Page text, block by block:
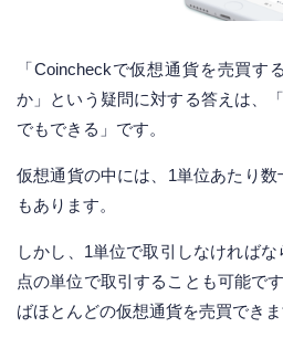
「Coincheckで仮想通貨を売買す
か」という疑問に対する答えは、
でもできる」です。
仮想通貨の中には、1単位あたり
もあります。
しかし、1単位で取引しなければ
点の単位で取引することも可能で
ばほとんどの仮想通貨を売買できま